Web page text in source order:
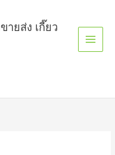
ายส่ง เกี๊ยว